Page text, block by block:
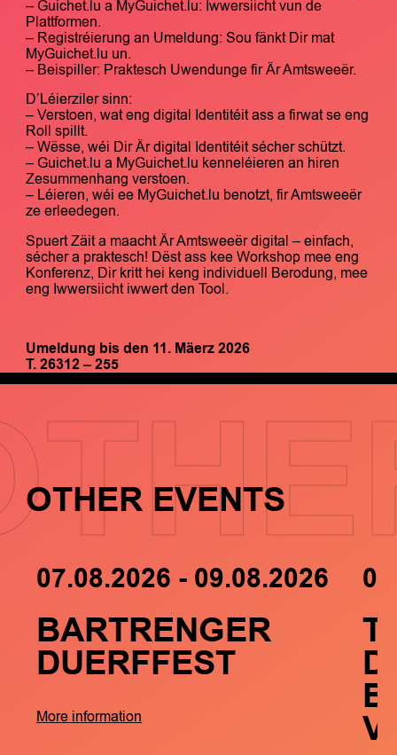
– Guichet.lu a MyGuichet.lu: Iwwersiicht vun de
Plattformen.
– Registréierung an Umeldung: Sou fänkt Dir mat
MyGuichet.lu un.
– Beispiller: Praktesch Uwendunge fir Är Amtsweeër.
D’Léierziler sinn:
– Verstoen, wat eng digital Identitéit ass a firwat se eng
Roll spillt.
– Wësse, wéi Dir Är digital Identitéit sécher schützt.
– Guichet.lu a MyGuichet.lu kenneléieren an hiren
Zesummenhang verstoen.
– Léieren, wéi ee MyGuichet.lu benotzt, fir Amtsweeër
ze erleedegen.
Spuert Zäit a maacht Är Amtsweeër digital – einfach,
sécher a praktesch! Dëst ass kee Workshop mee eng
Konferenz, Dir kritt hei keng individuell Berodung, mee
eng Iwwersiicht iwwert den Tool.
Umeldung bis den 11. Mäerz 2026
T. 26312 – 255
OTHER EVENTS
07.08.2026 - 09.08.2026
BARTRENGER
DUERFFEST
More information